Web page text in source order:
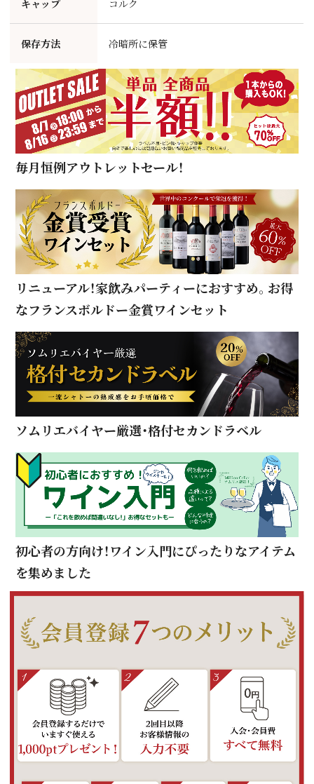
キャップ コルク
保存方法 冷暗所に保管
毎月恒例アウトレットセール！
リニューアル！家飲みパーティーにおすすめ。お得
なフランスボルドー金賞ワインセット
ソムリエバイヤー厳選・格付セカンドラベル
初心者の方向け！ワイン入門にぴったりなアイテム
を集めました